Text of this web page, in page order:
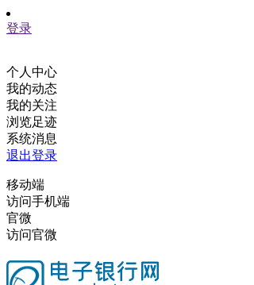
登录
个人中心
我的动态
我的关注
浏览足迹
系统消息
退出登录
移动端
访问手机端
官微
访问官微